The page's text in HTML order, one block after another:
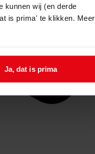
kunnen wij (en derde
is prima' te klikken. Meer
Ja, dat is prima